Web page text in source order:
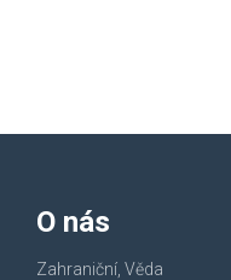
O nás
Zahraniční, Věda